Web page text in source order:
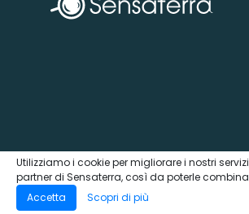
© 2020 Sensaterra
Utilizziamo i cookie per migliorare i nostri
partner di Sensaterra, così da poterle
Accetta
Scopri di più